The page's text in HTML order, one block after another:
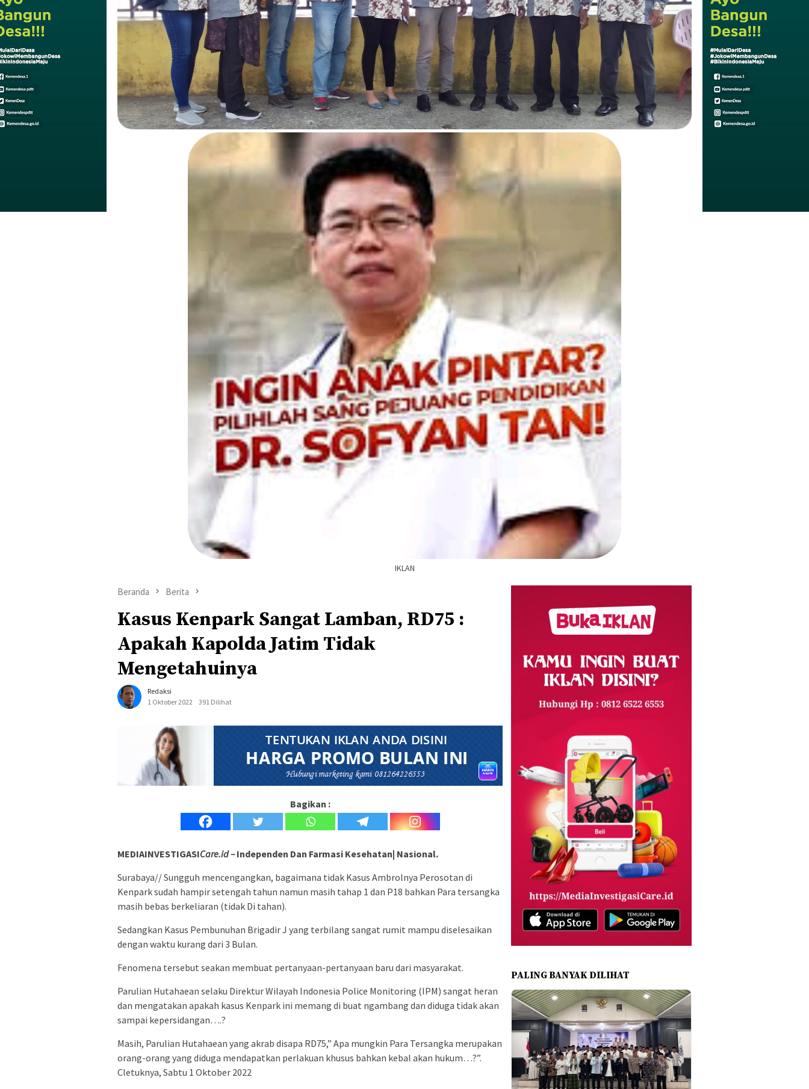
IKLAN
Beranda Berita
Kasus Kenpark Sangat Lamban, RD75 :
Apakah Kapolda Jatim Tidak
Mengetahuinya
Redaksi
1 Oktober 2022
391 Dilihat
Bagikan :
MEDIAINVESTIGASICare.id –Independen Dan Farmasi Kesehatan| Nasional.
Surabaya// Sungguh mencengangkan, bagaimana tidak Kasus Ambrolnya Perosotan di
Kenpark sudah hampir setengah tahun namun masih tahap 1 dan P18 bahkan Para tersangka
masih bebas berkeliaran (tidak Di tahan).
Sedangkan Kasus Pembunuhan Brigadir J yang terbilang sangat rumit mampu diselesaikan
dengan waktu kurang dari 3 Bulan.
Fenomena tersebut seakan membuat pertanyaan-pertanyaan baru dari masyarakat.
Parulian Hutahaean selaku Direktur Wilayah Indonesia Police Monitoring (IPM) sangat heran
dan mengatakan apakah kasus Kenpark ini memang di buat ngambang dan diduga tidak akan
sampai kepersidangan….?
Masih, Parulian Hutahaean yang akrab disapa RD75,” Apa mungkin Para Tersangka merupakan
orang-orang yang diduga mendapatkan perlakuan khusus bahkan kebal akan hukum…?”.
Cletuknya, Sabtu 1 Oktober 2022
PALING BANYAK DILIHAT